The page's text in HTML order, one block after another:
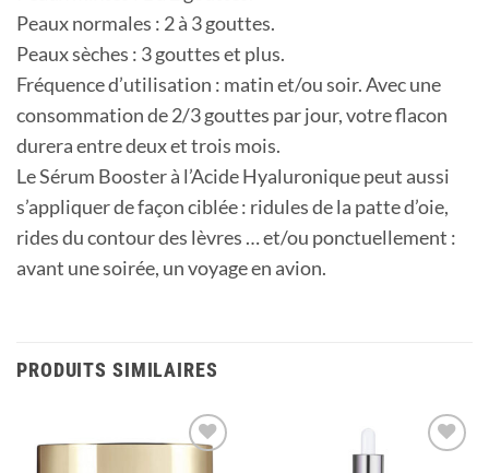
Peaux normales : 2 à 3 gouttes.
Peaux sèches : 3 gouttes et plus.
Fréquence d’utilisation : matin et/ou soir. Avec une
consommation de 2/3 gouttes par jour, votre flacon
durera entre deux et trois mois.
Le Sérum Booster à l’Acide Hyaluronique peut aussi
s’appliquer de façon ciblée : ridules de la patte d’oie,
rides du contour des lèvres … et/ou ponctuellement :
avant une soirée, un voyage en avion.
PRODUITS SIMILAIRES